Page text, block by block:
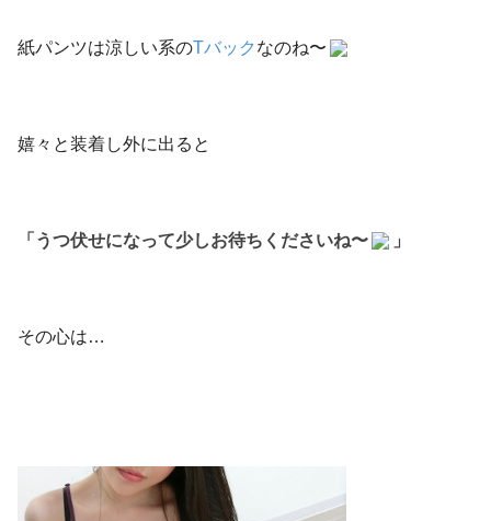
紙パンツは涼しい系のTバック なのね〜
嬉々と装着し外に出ると
「うつ伏せになって少しお待ちくださいね〜 」
その心は…